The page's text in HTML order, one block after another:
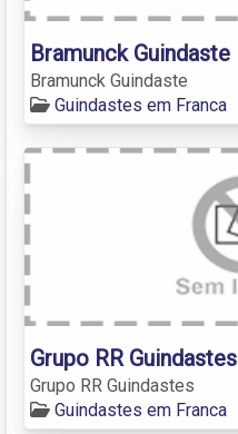
Bramunck Guindaste
Bramunck Guindaste
Guindastes em Franca
Grupo RR Guindastes
Grupo RR Guindastes
Guindastes em Franca